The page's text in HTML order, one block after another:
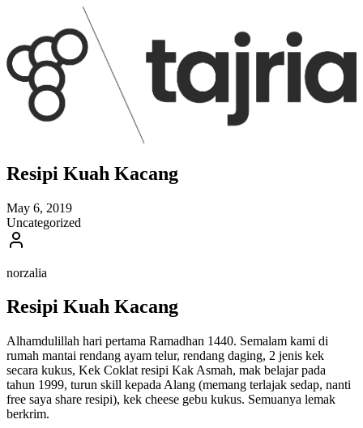
Resipi Kuah Kacang
May 6, 2019
Uncategorized
norzalia
Resipi Kuah Kacang
Alhamdulillah hari pertama Ramadhan 1440. Semalam kami di
rumah mantai rendang ayam telur, rendang daging, 2 jenis kek
secara kukus, Kek Coklat resipi Kak Asmah, mak belajar pada
tahun 1999, turun skill kepada Alang (memang terlajak sedap, nanti
free saya share resipi), kek cheese gebu kukus. Semuanya lemak
berkrim.